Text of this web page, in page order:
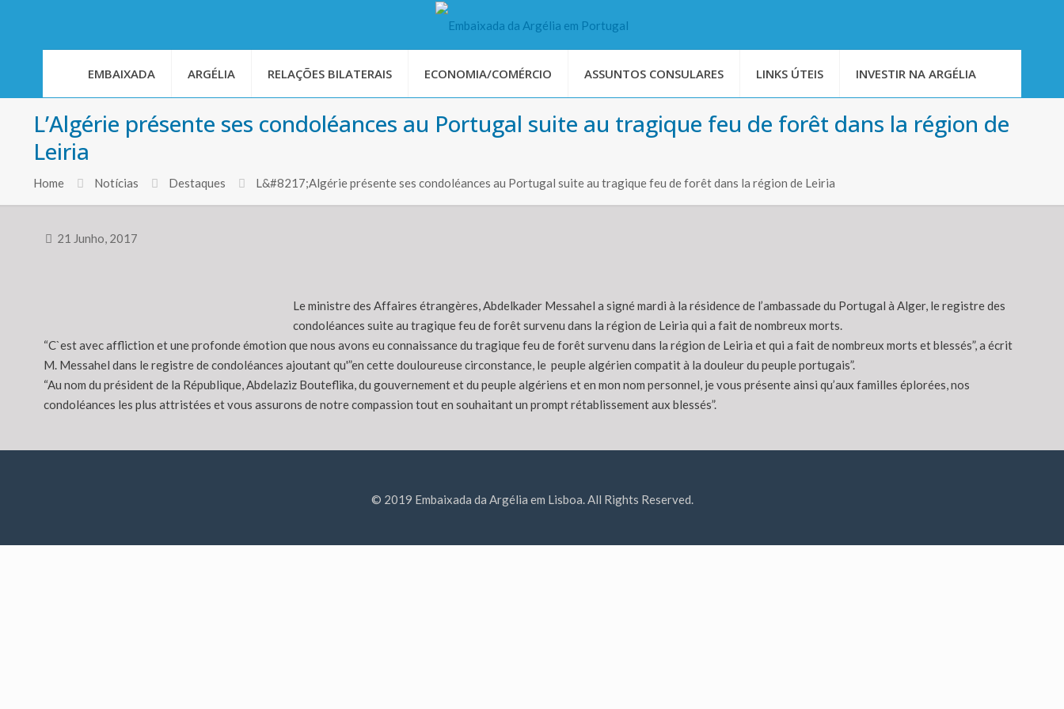
EMBAIXADA ARGÉLIA RELAÇÕES BILATERAIS ECONOMIA/COMÉRCIO ASSUNTOS CONSULARES LINKS ÚTEIS INVESTIR NA ARGÉLIA
L’Algérie présente ses condoléances au Portugal suite au tragique feu de forêt dans la région de
Leiria
Home Notícias Destaques L&#8217;Algérie présente ses condoléances au Portugal suite au tragique feu de forêt dans la région de Leiria
21 Junho, 2017
Le ministre des Affaires étrangères, Abdelkader Messahel a signé mardi à la résidence de l’ambassade du Portugal à Alger, le registre des
condoléances suite au tragique feu de forêt survenu dans la région de Leiria qui a fait de nombreux morts.
“C`est avec affliction et une profonde émotion que nous avons eu connaissance du tragique feu de forêt survenu dans la région de Leiria et qui a fait de nombreux morts et blessés”, a écrit
M. Messahel dans le registre de condoléances ajoutant qu'”en cette douloureuse circonstance, le peuple algérien compatit à la douleur du peuple portugais”.
“Au nom du président de la République, Abdelaziz Bouteflika, du gouvernement et du peuple algériens et en mon nom personnel, je vous présente ainsi qu’aux familles éplorées, nos
condoléances les plus attristées et vous assurons de notre compassion tout en souhaitant un prompt rétablissement aux blessés”.
© 2019 Embaixada da Argélia em Lisboa. All Rights Reserved.